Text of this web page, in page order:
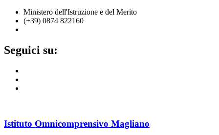
Ministero dell'Istruzione e del Merito
(+39) 0874 822160
Seguici su:
Istituto Omnicomprensivo Magliano